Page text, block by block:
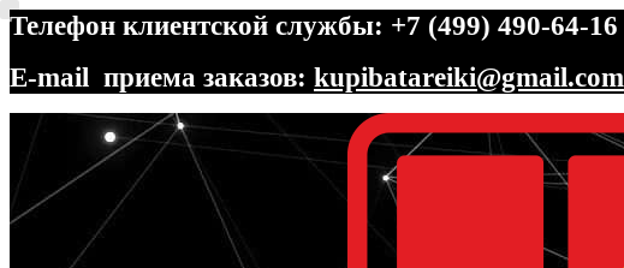
Телефон клиентской службы: +7 (499) 490-64-16
E-mail приема заказов: kupibatareiki@gmail.com
Перейти
навигации
Перейти
содержимому